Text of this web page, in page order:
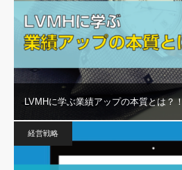
LVMHに学ぶ業績アップの本質とは？！
経営戦略